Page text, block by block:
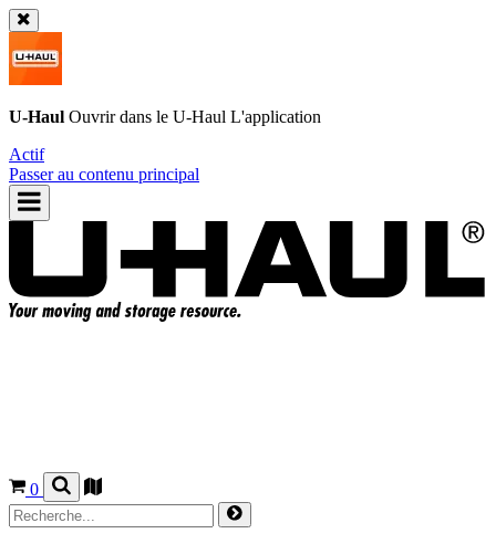
U-Haul Ouvrir dans le U-Haul L'application
Actif
Passer au contenu principal
0